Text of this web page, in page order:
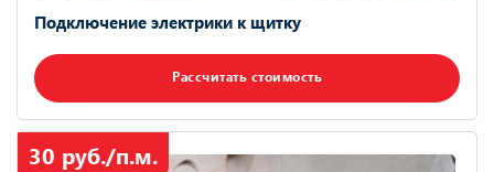
Подключение электрики к щитку
Рассчитать стоимость
30 руб./п.м.